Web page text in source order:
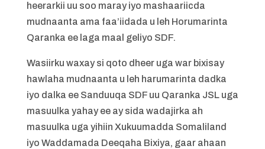
heerarkii uu soo maray iyo mashaariicda
mudnaanta ama faa’iidada u leh Horumarinta
Qaranka ee laga maal geliyo SDF.
Wasiirku waxay si qoto dheer uga war bixisay
hawlaha mudnaanta u leh harumarinta dadka
iyo dalka ee Sanduuqa SDF uu Qaranka JSL uga
masuulka yahay ee ay sida wadajirka ah
masuulka uga yihiin Xukuumadda Somaliland
iyo Waddamada Deeqaha Bixiya, gaar ahaan